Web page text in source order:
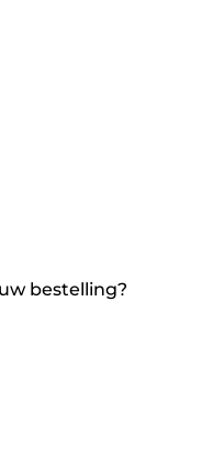
bestelling?